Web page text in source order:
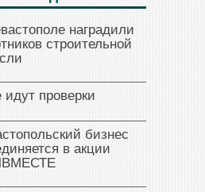
наградили
строительной
проверки
бизнес
в акции